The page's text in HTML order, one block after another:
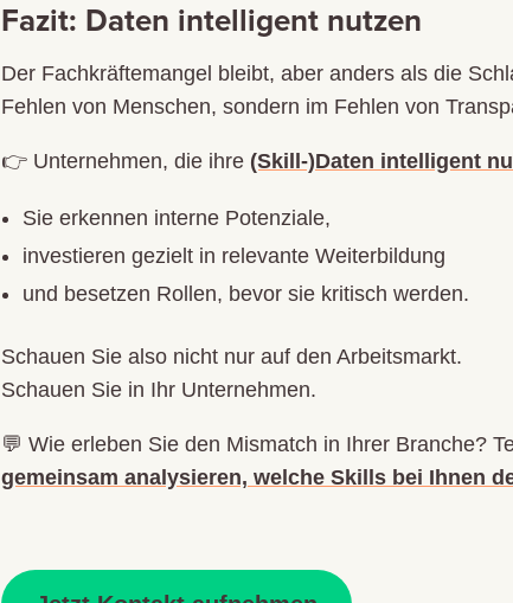
Fazit: Daten intelligent nutzen
Der Fachkräftemangel bleibt, aber anders als die
Fehlen von Menschen, sondern im Fehlen von
👉 Unternehmen, die ihre (Skill-)Daten intelligent
Sie erkennen interne Potenziale,
investieren gezielt in relevante Weiterbildung
und besetzen Rollen, bevor sie kritisch werden.
Schauen Sie also nicht nur auf den Arbeitsmarkt.
Schauen Sie in Ihr Unternehmen.
💬 Wie erleben Sie den Mismatch in Ihrer Branche?
gemeinsam analysieren, welche Skills bei Ihnen